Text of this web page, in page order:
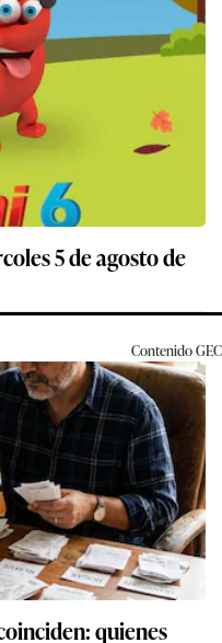
5 de agosto de
ContenidoGEC
quienes